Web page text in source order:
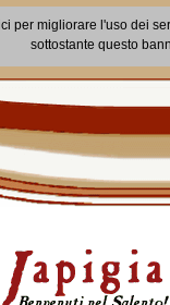
per migliorare l'uso dei
sottostante questo